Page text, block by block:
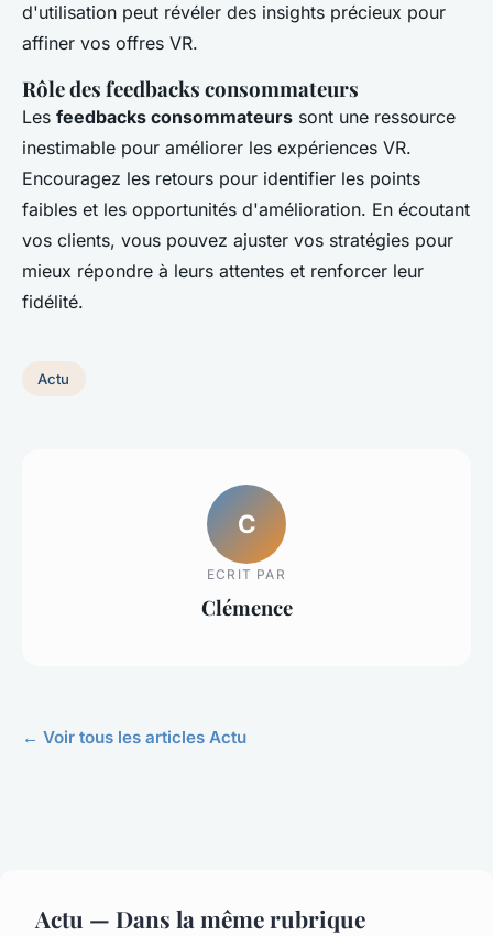
d'utilisation peut révéler des insights précieux pour
affiner vos offres VR.
Rôle des feedbacks consommateurs
Les feedbacks consommateurs sont une ressource
inestimable pour améliorer les expériences VR.
Encouragez les retours pour identifier les points
faibles et les opportunités d'amélioration. En écoutant
vos clients, vous pouvez ajuster vos stratégies pour
mieux répondre à leurs attentes et renforcer leur
fidélité.
Actu
C
ECRIT PAR
Clémence
← Voir tous les articles Actu
Actu — Dans la même rubrique